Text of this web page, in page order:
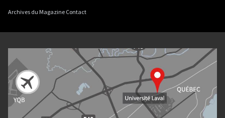
Archives du Magazine Contact